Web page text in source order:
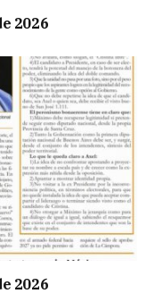
2026
2026